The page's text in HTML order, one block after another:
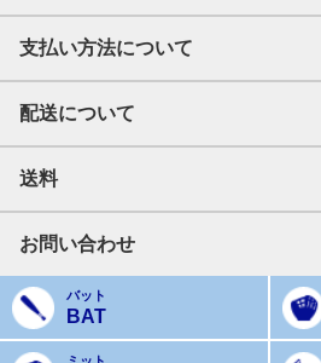
支払い方法について
配送について
送料
お問い合わせ
バット
BAT